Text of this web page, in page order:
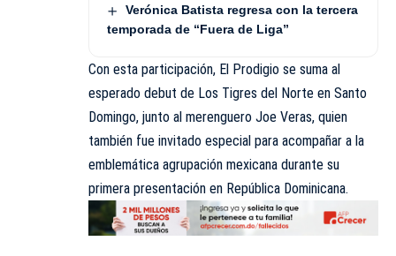
Verónica Batista regresa con la tercera
temporada de “Fuera de Liga”
Con esta participación, El Prodigio se suma al
esperado debut de Los Tigres del Norte en Santo
Domingo, junto al merenguero Joe Veras, quien
también fue invitado especial para acompañar a la
emblemática agrupación mexicana durante su
primera presentación en República Dominicana.